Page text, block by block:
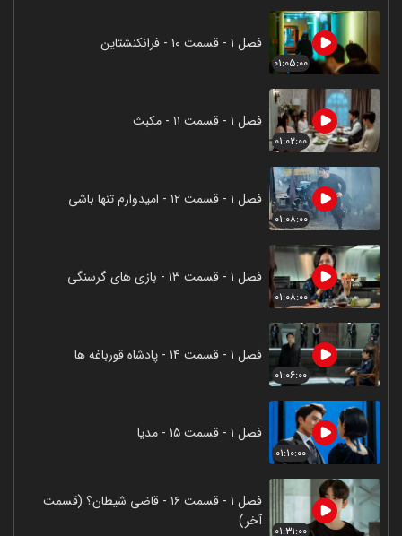
۰۱:۰۵:۰۰
فصل ۱ - قسمت ۱۰ - فرانکنشتاین
۰۱:۰۲:۰۰
فصل ۱ - قسمت ۱۱ - مکبث
۰۱:۰۸:۰۰
فصل ۱ - قسمت ۱۲ - امیدوارم تنها باشی
۰۱:۰۸:۰۰
فصل ۱ - قسمت ۱۳ - بازی های گرسنگی
۰۱:۰۶:۰۰
فصل ۱ - قسمت ۱۴ - پادشاه قورباغه ها
۰۱:۱۰:۰۰
فصل ۱ - قسمت ۱۵ - مدیا
۰۱:۳۱:۰۰
فصل ۱ - قسمت ۱۶ - قاضی شیطان؟ (قسمت
آخر)